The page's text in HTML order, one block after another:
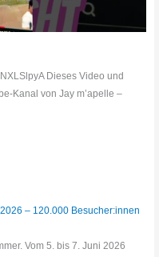
Dieses Video und
Kanal von Jay m’apelle –
– 120.000 Besucher:innen
Vom 5. bis 7. Juni 2026